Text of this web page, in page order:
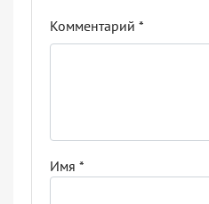
Комментарий *
Имя *